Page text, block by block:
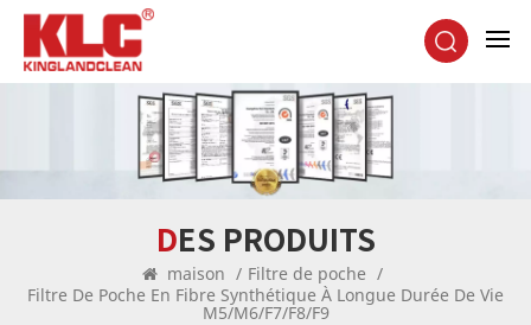
DES PRODUITS
maison / Filtre de poche /
Filtre De Poche En Fibre Synthétique À Longue Durée De Vie
M5/M6/F7/F8/F9